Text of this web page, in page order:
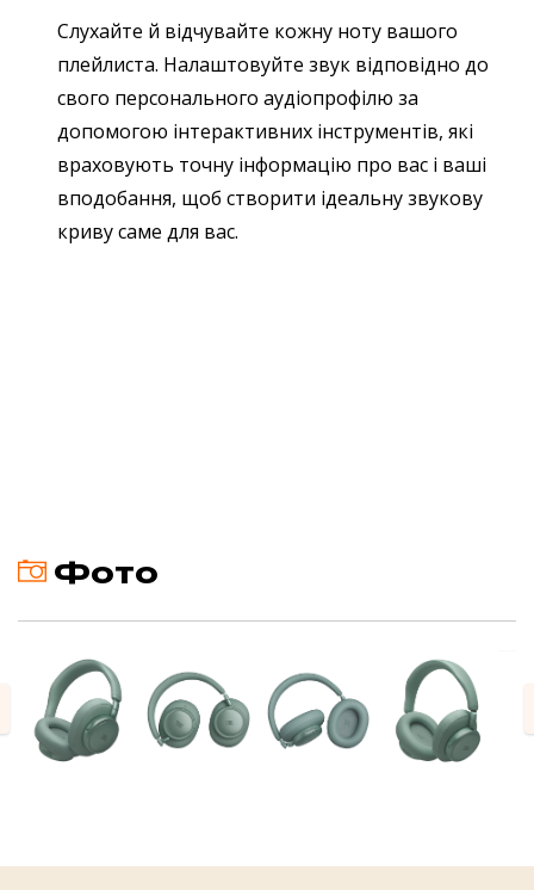
Слухайте й відчувайте кожну ноту вашого
плейлиста. Налаштовуйте звук відповідно до
свого персонального аудіопрофілю за
допомогою інтерактивних інструментів, які
враховують точну інформацію про вас і ваші
вподобання, щоб створити ідеальну звукову
криву саме для вас.
Фото